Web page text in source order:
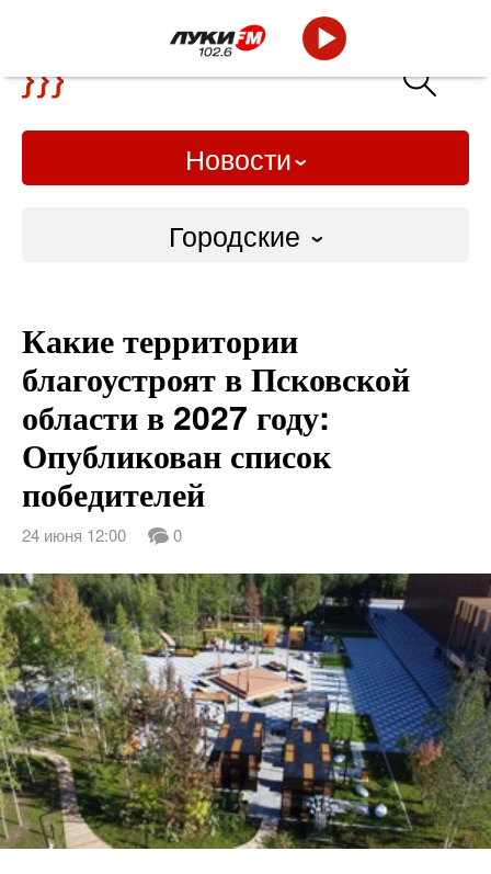
Новости
Городские
Слово Дело
Народные
ВТРК
Какие территории
благоустроят в Псковской
области в 2027 году:
Опубликован список
победителей
24 июня 12:00 0